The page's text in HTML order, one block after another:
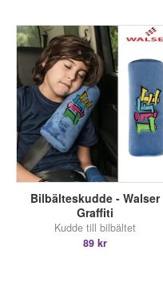
Bilbälteskudde - Walser
Graffiti
Kudde till bilbältet
89 kr